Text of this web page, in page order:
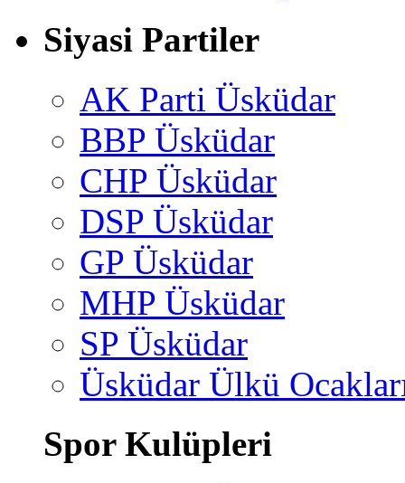
Siyasi Partiler
AK Parti Üsküdar
BBP Üsküdar
CHP Üsküdar
DSP Üsküdar
GP Üsküdar
MHP Üsküdar
SP Üsküdar
Üsküdar Ülkü
Spor Kulüpleri